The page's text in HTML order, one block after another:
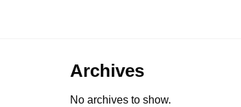
Archives
No archives to show.